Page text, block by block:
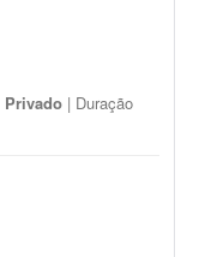
Privado | Duração